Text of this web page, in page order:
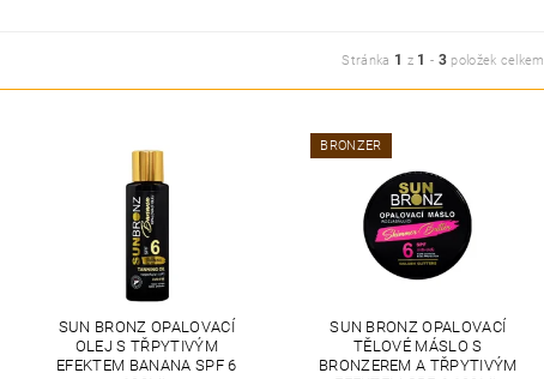
Stránka 1 z 1 - 3položek celkem
SUN BRONZ OPALOVACÍ
OLEJ S TŘPYTIVÝM
EFEKTEM BANANA SPF 6
BRONZER
SUN BRONZ OPALOVACÍ
TĚLOVÉ MÁSLO S
BRONZEREM A TŘPYTIVÝM